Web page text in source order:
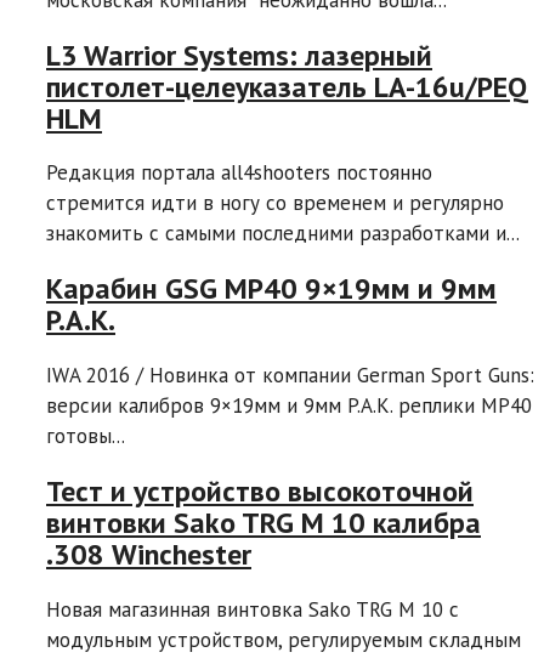
L3 Warrior Systems: лазерный
пистолет-целеуказатель LA-16u/PEQ
HLM
Редакция портала all4shooters постоянно
стремится идти в ногу со временем и регулярно
знакомить с самыми последними разработками и...
Карабин GSG MP40 9×19мм и 9мм
P.A.K.
IWA 2016 / Новинка от компании German Sport Guns:
версии калибров 9×19мм и 9мм P.A.K. реплики MP40
готовы...
Тест и устройство высокоточной
винтовки Sako TRG M 10 калибра
.308 Winchester
Новая магазинная винтовка Sako TRG M 10 с
модульным устройством, регулируемым складным